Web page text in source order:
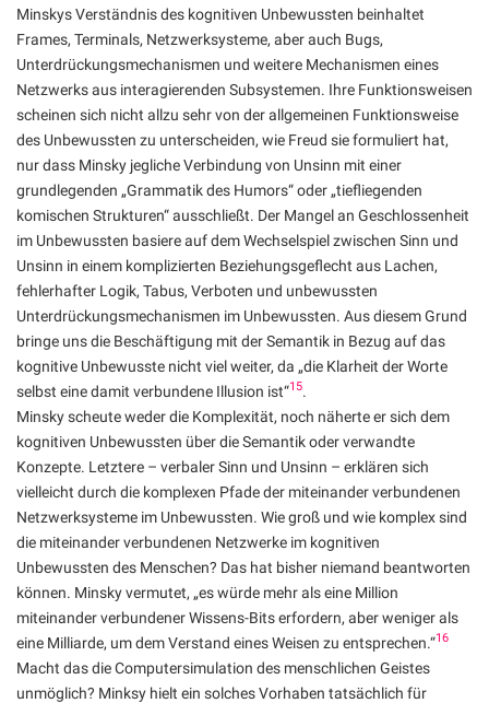
Minskys Verständnis des kognitiven Unbewussten beinhaltet
Frames, Terminals, Netzwerksysteme, aber auch Bugs,
Unterdrückungsmechanismen und weitere Mechanismen eines
Netzwerks aus interagierenden Subsystemen. Ihre Funktionsweisen
scheinen sich nicht allzu sehr von der allgemeinen Funktionsweise
des Unbewussten zu unterscheiden, wie Freud sie formuliert hat,
nur dass Minsky jegliche Verbindung von Unsinn mit einer
grundlegenden „Grammatik des Humors“ oder „tiefliegenden
komischen Strukturen“ ausschließt. Der Mangel an Geschlossenheit
im Unbewussten basiere auf dem Wechselspiel zwischen Sinn und
Unsinn in einem komplizierten Beziehungsgeflecht aus Lachen,
fehlerhafter Logik, Tabus, Verboten und unbewussten
Unterdrückungsmechanismen im Unbewussten. Aus diesem Grund
bringe uns die Beschäftigung mit der Semantik in Bezug auf das
kognitive Unbewusste nicht viel weiter, da „die Klarheit der Worte
selbst eine damit verbundene Illusion ist“15.
Minsky scheute weder die Komplexität, noch näherte er sich dem
kognitiven Unbewussten über die Semantik oder verwandte
Konzepte. Letztere – verbaler Sinn und Unsinn – erklären sich
vielleicht durch die komplexen Pfade der miteinander verbundenen
Netzwerksysteme im Unbewussten. Wie groß und wie komplex sind
die miteinander verbundenen Netzwerke im kognitiven
Unbewussten des Menschen? Das hat bisher niemand beantworten
können. Minsky vermutet, „es würde mehr als eine Million
miteinander verbundener Wissens-Bits erfordern, aber weniger als
eine Milliarde, um dem Verstand eines Weisen zu entsprechen.“16
Macht das die Computersimulation des menschlichen Geistes
unmöglich? Minksy hielt ein solches Vorhaben tatsächlich für